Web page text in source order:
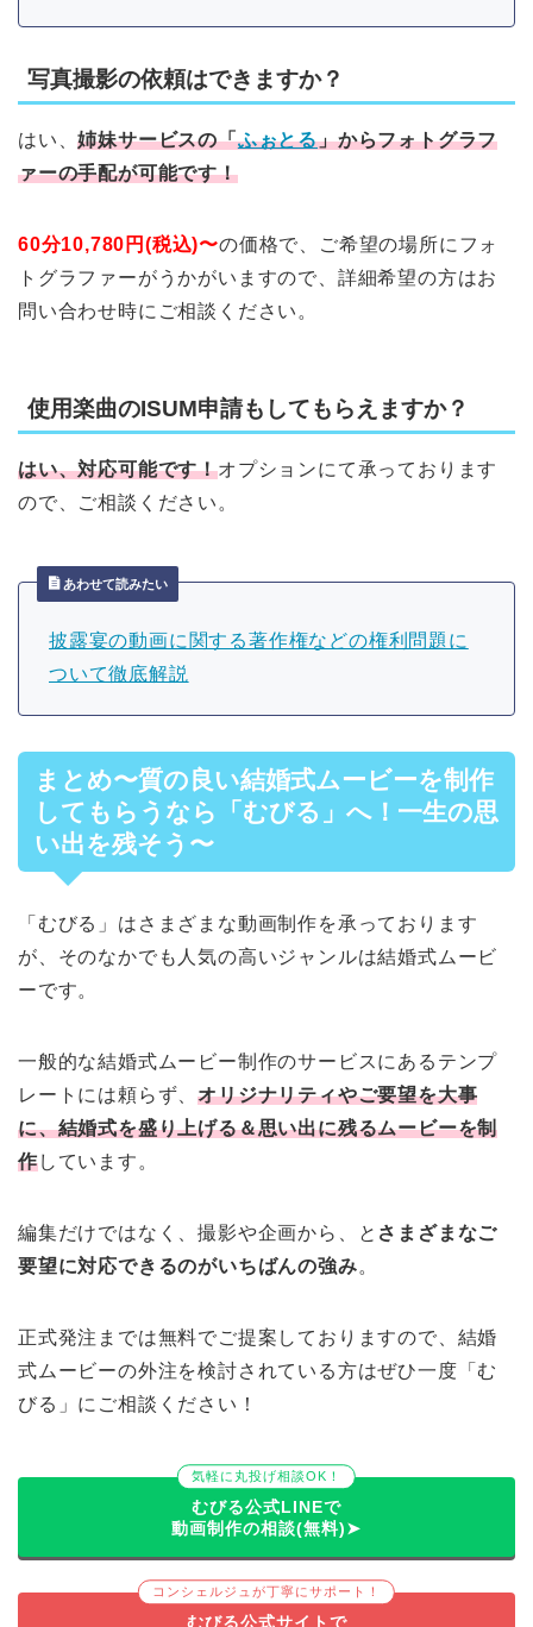
写真撮影の依頼はできますか？
はい、姉妹サービスの「ふぉとる」からフォトグラフ
ァーの手配が可能です！
60分10,780円(税込)〜の価格で、ご希望の場所にフォ
トグラファーがうかがいますので、詳細希望の方はお
問い合わせ時にご相談ください。
使用楽曲のISUM申請もしてもらえますか？
はい、対応可能です！オプションにて承っております
ので、ご相談ください。
あわせて読みたい
披露宴の動画に関する著作権などの権利問題に
ついて徹底解説
まとめ〜質の良い結婚式ムービーを制作
してもらうなら「むびる」へ！一生の思
い出を残そう〜
「むびる」はさまざまな動画制作を承っております
が、そのなかでも人気の高いジャンルは結婚式ムービ
ーです。
一般的な結婚式ムービー制作のサービスにあるテンプ
レートには頼らず、オリジナリティやご要望を大事
に、結婚式を盛り上げる＆思い出に残るムービーを制
作しています。
編集だけではなく、撮影や企画から、と さまざまなご
要望に対応できるのがいちばんの強み。
正式発注までは無料でご提案しておりますので、結婚
式ムービーの外注を検討されている方はぜひ一度「む
びる」にご相談ください！
気軽に丸投げ相談OK！
むびる公式LINEで
動画制作の相談(無料)➤
コンシェルジュが丁寧にサポート！
むびる公式サイトで